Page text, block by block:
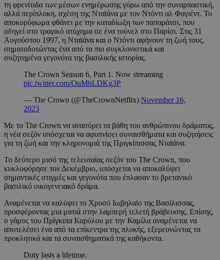
τη φρενίτιδα των μέσων ενημέρωσης γύρω από την συναρπαστική,
αλλά περίπλοκη, σχέση της Νταϊάνα με τον Ντόντι αλ Φαγιέντ. Το
αποκορύφωμα φθάνει με την καταδίωξη των παπαράτσι, που
οδηγεί στο τραγικό ατύχημα σε ένα τούνελ στο Παρίσι. Στις 31
Αυγούστου 1997, η Νταϊάνα και ο Ντόντι αφήνουν τη ζωή τους,
σηματοδοτώντας ένα από τα πιο συγκλονιστικά και
συζητημένα γεγονότα της βασιλικής ιστορίας.
The Crown Season 6, Part 1. Now streaming
pic.twitter.com/OuMbLDKg3P
— The Crown (@TheCrownNetflix) November 16,
2023
Με το The Crown να ανασύρει τα βάθη του ανθρώπινου δράματος,
η νέα σεζόν υπόσχεται να αφυπνίσει συναισθήματα και συζητήσεις
για τη ζωή και την κληρονομιά της Πριγκίπισσας Νταϊάνα.
Το δεύτερο μισό της τελευταίας σεζόν του The Crown, που
κυκλοφόρησε τον Δεκέμβριο, υπόσχεται να αποκαλύψει
σημαντικές στιγμές και γεγονότα που έπλασαν το βρετανικό
βασιλικό οικογενειακό δράμα.
Αναμένεται να καλύψει το Χρυσό Ιωβηλαίο της Βασίλισσας,
προσφέροντας μια ματιά στην λαμπερή τελετή βράβευσης. Επίσης,
ο γάμος του Πρίγκιπα Καρόλου με την Καμίλα αναμένεται να
αποτελέσει ένα από τα επίκεντρα της πλοκής, εξερευνώντας τα
προκλητικά και τα συναισθηματικά της καθήκοντα.
Duty lasts a lifetime.